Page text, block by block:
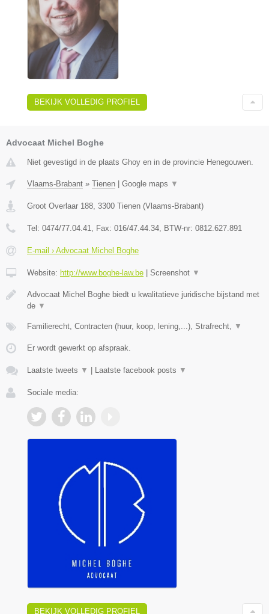
BEKIJK VOLLEDIG PROFIEL
Advocaat Michel Boghe
Niet gevestigd in de plaats Ghoy en in de provincie Henegouwen.
Vlaams-Brabant » Tienen Google maps ▼
Groot Overlaar 188 3300 Tienen (Vlaams-Brabant)
Tel: 0474/77.04.41 , Fax: 016/47.44.34 , BTW-nr: ​0812.627.891
E-mail › Advocaat Michel Boghe
Website: http://www.boghe-law.be Screenshot ▼
Advocaat Michel Boghe biedt u kwalitatieve juridische bijstand met
de ▼
Familierecht, Contracten (huur, koop, lening,...), Strafrecht, ▼
Er wordt gewerkt op afspraak.
Laatste tweets ▼ Laatste facebook posts ▼
Sociale media:
BEKIJK VOLLEDIG PROFIEL